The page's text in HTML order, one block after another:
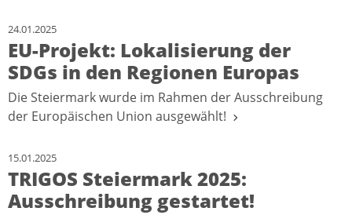
24.01.2025
EU-Projekt: Lokalisierung der
SDGs in den Regionen Europas
Die Steiermark wurde im Rahmen der Ausschreibung
der Europäischen Union ausgewählt!
15.01.2025
TRIGOS Steiermark 2025:
Ausschreibung gestartet!